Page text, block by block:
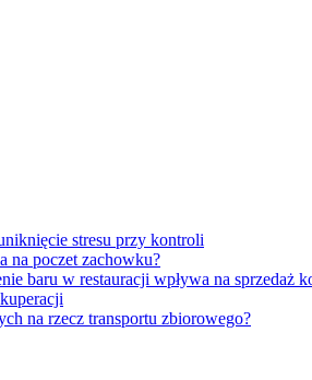
stresu przy kontroli
na poczet zachowku?
baru w restauracji wpływa na sprzedaż
na rzecz transportu zbiorowego?